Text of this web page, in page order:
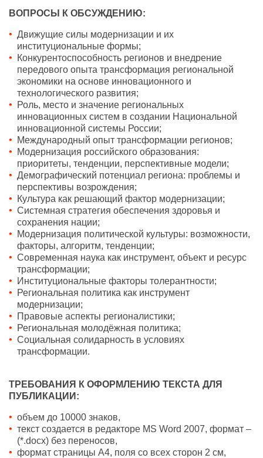
ВОПРОСЫ К ОБСУЖДЕНИЮ:
Движущие силы модернизации и их
институциональные формы;
Конкурентоспособность регионов и внедрение
передового опыта трансформация региональной
экономики на основе инновационного и
технологического развития;
Роль, место и значение региональных
инновационных систем в создании Национальной
инновационной системы России;
Международный опыт трансформации регионов;
Модернизация российского образования:
приоритеты, тенденции, перспективные модели;
Демографический потенциал региона: проблемы и
перспективы возрождения;
Культура как решающий фактор модернизации;
Системная стратегия обеспечения здоровья и
сохранения нации;
Модернизация политической культуры: возможности,
факторы, алгоритм, тенденции;
Современная наука как инструмент, объект и ресурс
трансформации;
Институциональные факторы толерантности;
Региональная политика как инструмент
модернизации;
Правовые аспекты регионалистики;
Региональная молодёжная политика;
Социальная солидарность в условиях
трансформации.
ТРЕБОВАНИЯ К ОФОРМЛЕНИЮ ТЕКСТА ДЛЯ
ПУБЛИКАЦИИ:
объем до 10000 знаков,
текст создается в редакторе MS Word 2007, формат –
(*.docx) без переносов,
формат страницы А4, поля со всех сторон 2 см,